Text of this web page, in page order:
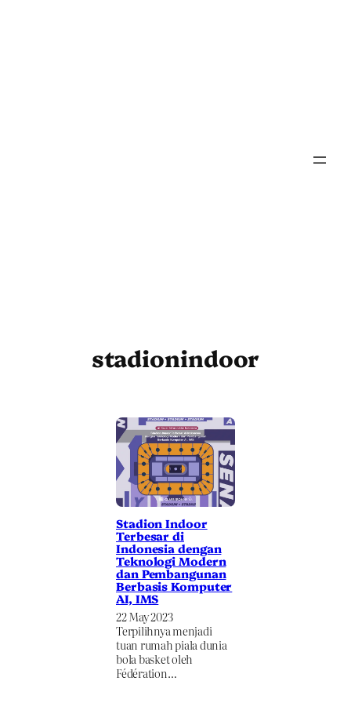
stadionindoor
Stadion Indoor
Terbesar di
Indonesia dengan
Teknologi Modern
dan Pembangunan
Berbasis Komputer
AI, IMS
22 May 2023
Terpilihnya menjadi
tuan rumah piala dunia
bola basket oleh
Fédération…